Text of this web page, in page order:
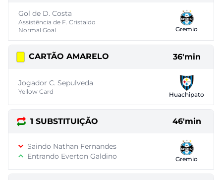
Gol de D. Costa
Assistência de F. Cristaldo
Normal Goal
Gremio
CARTÃO AMARELO 36'min
Jogador C. Sepulveda
Yellow Card Huachipato
1 SUBSTITUIÇÃO 46'min
Saindo Nathan Fernandes
Entrando Everton Galdino
Gremio